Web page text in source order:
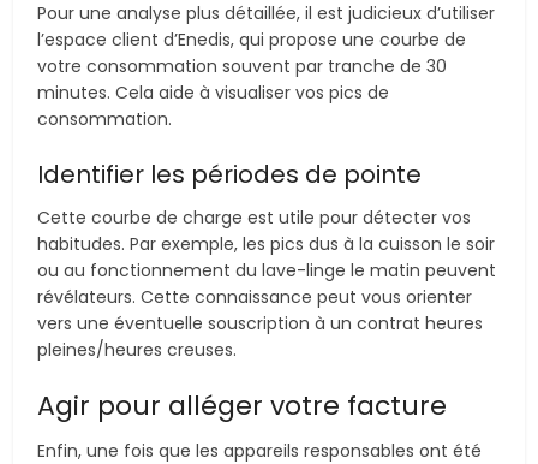
Pour une analyse plus détaillée, il est judicieux d’utiliser
l’espace client d’Enedis, qui propose une courbe de
votre consommation souvent par tranche de 30
minutes. Cela aide à visualiser vos pics de
consommation.
Identifier les périodes de pointe
Cette courbe de charge est utile pour détecter vos
habitudes. Par exemple, les pics dus à la cuisson le soir
ou au fonctionnement du lave-linge le matin peuvent
révélateurs. Cette connaissance peut vous orienter
vers une éventuelle souscription à un contrat heures
pleines/heures creuses.
Agir pour alléger votre facture
Enfin, une fois que les appareils responsables ont été